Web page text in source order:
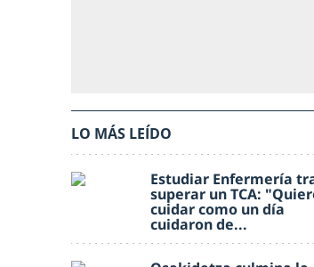
LO MÁS LEÍDO
Estudiar Enfermería
superar un TCA:
cuidar como un día
cuidaron de...